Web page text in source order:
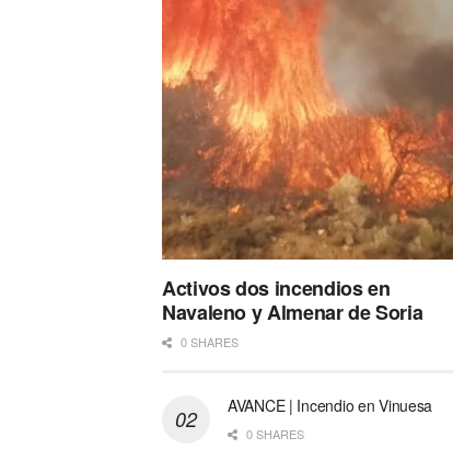
Activos dos incendios en
Navaleno y Almenar de Soria
0 SHARES
AVANCE | Incendio en Vinuesa
0 SHARES